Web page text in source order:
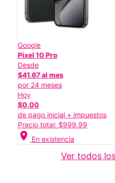
Google
Pixel 10 Pro
Desde
$41.67 al mes
por 24 meses
Hoy
$0.00
de pago inicial + impuestos
Precio total: $999.99
location_on En existencia
Ver todos